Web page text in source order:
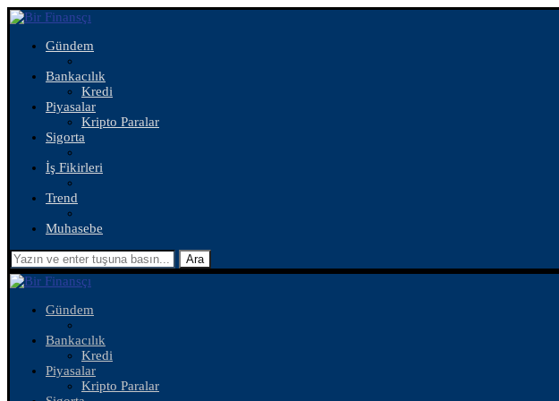
Gündem
Bankacılık
Kredi
Piyasalar
Kripto Paralar
Sigorta
İş Fikirleri
Trend
Muhasebe
Ara
Gündem
Bankacılık
Kredi
Piyasalar
Kripto Paralar